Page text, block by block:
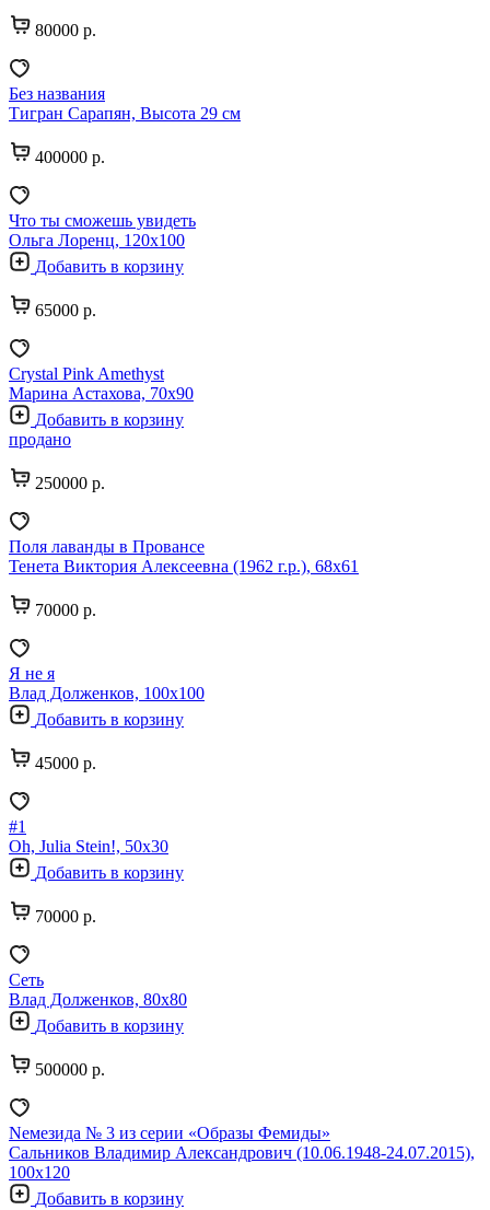
80000 р.
Без названия
Тигран Сарапян, Высота 29 см
400000 р.
Что ты сможешь увидеть
Ольга Лоренц, 120х100
Добавить в корзину
65000 р.
Crystal Pink Amethyst
Марина Астахова, 70х90
Добавить в корзину
продано
250000 р.
Поля лаванды в Провансе
Тенета Виктория Алексеевна (1962 г.р.), 68х61
70000 р.
Я не я
Влад Долженков, 100х100
Добавить в корзину
45000 р.
#1
Oh, Julia Stein!, 50х30
Добавить в корзину
70000 р.
Сеть
Влад Долженков, 80х80
Добавить в корзину
500000 р.
Nемезида № 3 из серии «Образы Фемиды»
Сальников Владимир Александрович (10.06.1948-24.07.2015),
100х120
Добавить в корзину